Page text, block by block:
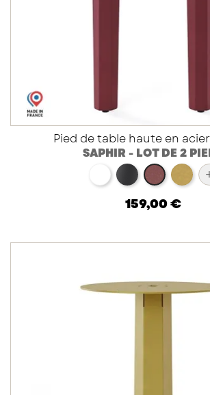
Pied de table haute en
SAPHIR - LOT DE 2
blanc noir red doré
159,00 €